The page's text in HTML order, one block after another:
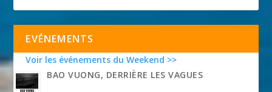
EVÉNEMENTS
Voir les événements du Weekend >>
BAO VUONG, DERRIÈRE LES VAGUES